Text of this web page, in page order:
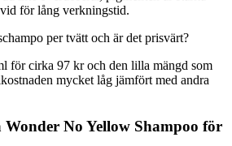
för lång verkningstid.
per tvätt och är det prisvärt?
för cirka 97 kr och den lilla mängd som
mycket låg jämfört med andra
Wonder No Yellow Shampoo för